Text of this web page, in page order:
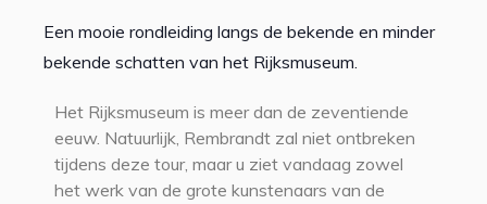
Een mooie rondleiding langs de bekende en minder
bekende schatten van het Rijksmuseum.
Het Rijksmuseum is meer dan de zeventiende
eeuw. Natuurlijk, Rembrandt zal niet ontbreken
tijdens deze tour, maar u ziet vandaag zowel
het werk van de grote kunstenaars van de